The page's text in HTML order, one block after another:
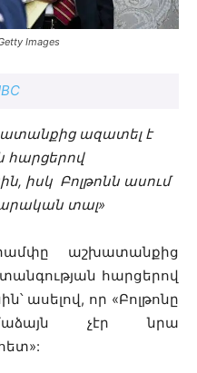
Images
ազատել է
հարցերով
իսկ Բոլթոնն ասում
տալ»
աշխատանքից
հարցերով
ասելով, որ «Բոլթոնը
չէր նրա